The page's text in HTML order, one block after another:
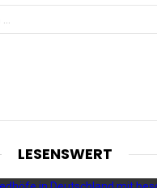
LESENSWERT